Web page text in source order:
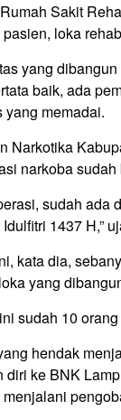
Sakit
loka
yang
baik, ada
yang memadai.
Narkotika
narkoba
sudah ada
1437 H,”
kata dia,
yang
sudah 10
hendak
diri ke BNK